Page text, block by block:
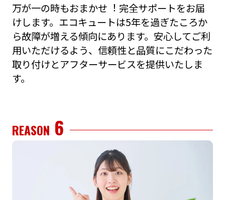
万が⼀の時もおまかせ︕ 完全サポートをお届
けします。エコキュートは5年を過ぎたころか
ら故障が増える傾向にあります。安⼼してご利
⽤いただけるよう、信頼性と品質にこだわった
取り付けとアフターサービスを提供いたしま
す。
REASON 6